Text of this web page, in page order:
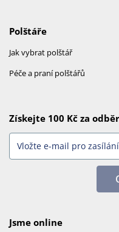
Polštáře
Jak vybrat polštář
Péče a praní polštářů
Získejte 100 Kč za
Jsme online